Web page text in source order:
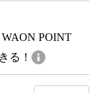
POINT
る！